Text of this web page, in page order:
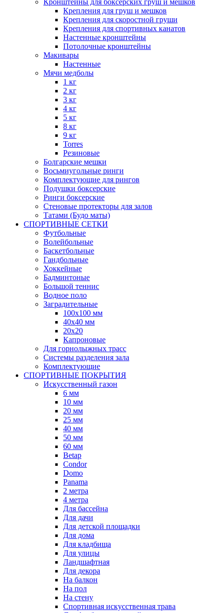
Кронштейны для боксерских груш и мешков
Крепления для груш и мешков
Крепления для скоростной груши
Крепления для спортивных канатов
Настенные кронштейны
Потолочные кронштейны
Макивары
Настенные
Мячи медболы
1 кг
2 кг
3 кг
4 кг
5 кг
8 кг
9 кг
Torres
Резиновые
Болгарские мешки
Восьмиугольные ринги
Комплектующие для рингов
Подушки боксерские
Ринги боксерские
Стеновые протекторы для залов
Татами (Будо маты)
СПОРТИВНЫЕ СЕТКИ
Футбольные
Волейбольные
Баскетбольные
Гандбольные
Хоккейные
Бадминтоные
Большой теннис
Водное поло
Заградительные
100х100 мм
40х40 мм
20х20
Капроновые
Для горнолыжных трасс
Системы разделения зала
Комплектующие
СПОРТИВНЫЕ ПОКРЫТИЯ
Искусственный газон
6 мм
10 мм
20 мм
25 мм
40 мм
50 мм
60 мм
Betap
Condor
Domo
Panama
2 метра
4 метра
Для бассейна
Для дачи
Для детской площадки
Для дома
Для кладбища
Для улицы
Ландшафтная
Для декора
На балкон
На пол
На стену
Спортивная искусственная трава